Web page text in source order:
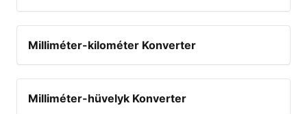
Milliméter-kilométer Konverter
Milliméter-hüvelyk Konverter